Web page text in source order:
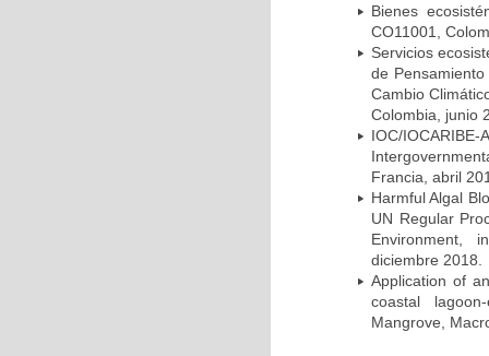
Bienes
CO11001,
Servicios
de
Cambio
Colombia, junio
IOC/
Francia, abril
Harmful Algal
UN Regular
Environment,
diciembre 2018.
Application of
coastal
Mangrove,